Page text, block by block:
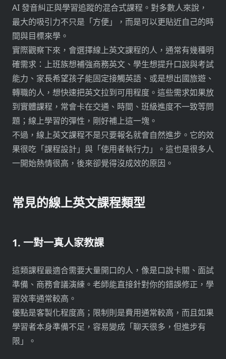
AI 發音糾正與學習追蹤的混合式課程。對多數人來說，
最大的吸引力不只是「方便」，而是可以更貼近自己的時
間與目標來學。
實際觀察下來，會選擇線上英文課程的人，通常有幾種明
確需求：上班族想補強商務英文、學生想提升口說與考試
能力、家長希望孩子能固定接觸英語、或是想出國旅遊、
轉職的人，想快速把英文拉到可用程度。這些需求如果放
到實體課程，常會卡在交通、時間、班級進度不一致等問
題；線上學習的彈性，剛好補上這一塊。
不過，線上英文課程不是只要報名就會自然進步。它的效
果很吃「課程設計」與「使用者執行力」。這也是很多人
一開始熱情很高，後來卻覺得沒成效的原因。
常見的線上英文課程類型
1. 一對一真人家教課
這類課程最適合需要大量開口的人，像是口說卡關、面試
準備、商務會議演練。老師能直接針對你的錯誤修正，學
習效率通常較高。
優點是客製化程度高；限制則是費用通常較高，而且如果
學習者本身準備不足，容易變成「聊天很多，但進步有
限」。